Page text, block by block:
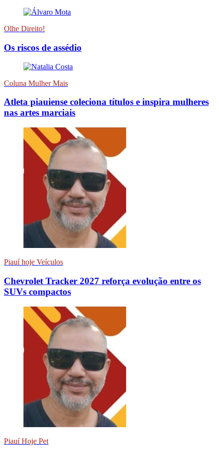
Olhe Direito!
Os riscos de assédio
Coluna Mulher Mais
Atleta piauiense coleciona títulos e inspira mulheres
nas artes marciais
Piauí hoje Veículos
Chevrolet Tracker 2027 reforça evolução entre os
SUVs compactos
Piauí Hoje Pet